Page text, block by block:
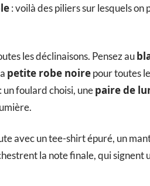
: voilà des piliers sur lesquels on
les déclinaisons. Pensez au
petite robe noirepour toutes
foulard choisi, unepaire de
avec un tee-shirt épuré, un
la note finale, qui signent